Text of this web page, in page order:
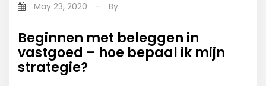
May 23, 2020 - By
Beginnen met beleggen in
vastgoed – hoe bepaal ik mijn
strategie?